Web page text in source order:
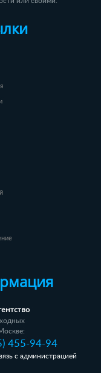
455-94-94
с администрацией